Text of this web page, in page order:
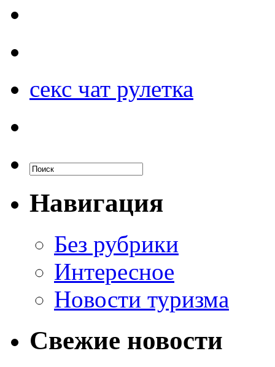
секс чат рулетка
Навигация
Без рубрики
Интересное
Новости туризма
Свежие новости